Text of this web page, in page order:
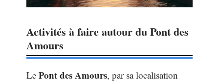
Activités à faire autour du Pont des
Amours
Le Pont des Amours, par sa localisation